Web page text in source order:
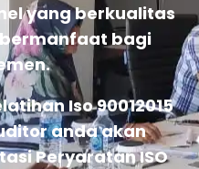
yang berkualitas
bagi
Iso 90012015
anda akan
Peryaratan ISO